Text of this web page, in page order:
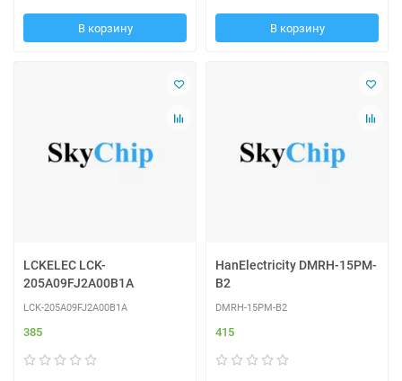
В корзину В корзину
LCKELEC LCK-
205A09FJ2A00B1A
LCK-205A09FJ2A00B1A
385
HanElectricity DMRH-15PM-
B2
DMRH-15PM-B2
415